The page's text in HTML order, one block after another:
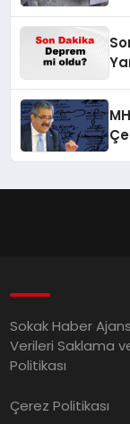
Sokak Haber
Verileri Saklama
Politikası
Çerez Politikası